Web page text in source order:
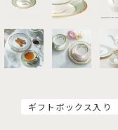
ギフトボックス入り